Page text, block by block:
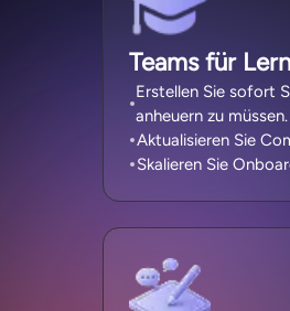
Teams für
Erstellen Sie sofort
anheuern zu müssen.
Aktualisieren Sie
Skalieren Sie